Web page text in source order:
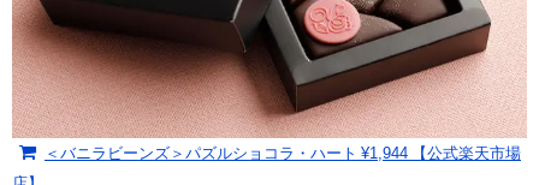
＜バニラビーンズ＞パズルショコラ・ハート ¥1,944 【公式楽天市場